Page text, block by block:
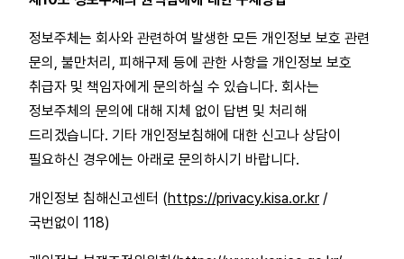
정보주체는 회사와 관련하여 발생한 모든 개인정보 보호 관련
문의, 불만처리, 피해구제 등에 관한 사항을 개인정보 보호
취급자 및 책임자에게 문의하실 수 있습니다. 회사는
정보주체의 문의에 대해 지체 없이 답변 및 처리해
드리겠습니다. 기타 개인정보침해에 대한 신고나 상담이
필요하신 경우에는 아래로 문의하시기 바랍니다.
개인정보 침해신고센터 (https://privacy.kisa.or.kr /
국번없이 118)